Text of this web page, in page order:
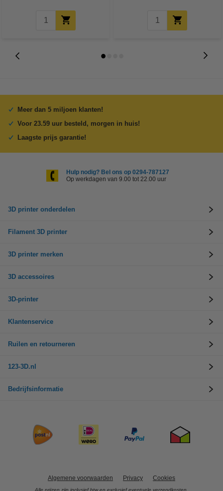
Meer dan 5 miljoen klanten!
Voor 23.59 uur besteld, morgen in huis!
Laagste prijs garantie!
Hulp nodig? Bel ons op 0294-787127
Op werkdagen van 9.00 tot 22.00 uur
3D printer onderdelen
Filament 3D printer
3D printer merken
3D accessoires
3D-printer
Klantenservice
Ruilen en retourneren
123-3D.nl
Bedrijfsinformatie
Algemene voorwaarden Privacy Cookies
Alle prijzen zijn inclusief btw en exclusief eventuele verzendkosten.